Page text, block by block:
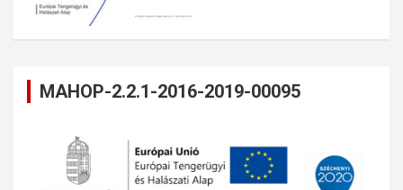
MAHOP-2.2.1-2016-2019-00095